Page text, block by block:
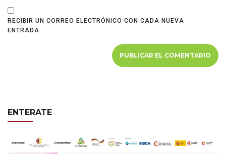
RECIBIR UN CORREO ELECTRÓNICO CON CADA NUEVA
ENTRADA.
ENTERATE